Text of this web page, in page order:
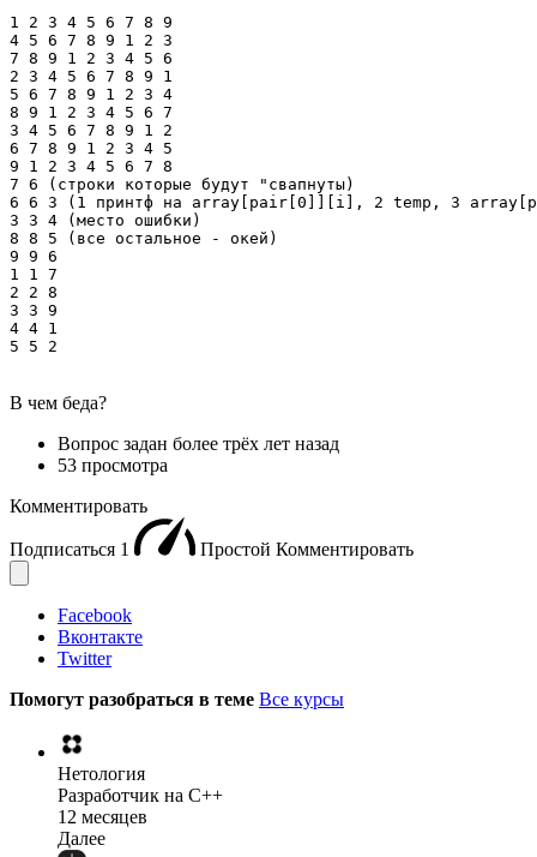
1 2 3 4 5 6 7 8 9
4 5 6 7 8 9 1 2 3
7 8 9 1 2 3 4 5 6
2 3 4 5 6 7 8 9 1
5 6 7 8 9 1 2 3 4
8 9 1 2 3 4 5 6 7
3 4 5 6 7 8 9 1 2
6 7 8 9 1 2 3 4 5
9 1 2 3 4 5 6 7 8
7 6 (строки которые будут "свапнуты)
6 6 3 (1 принтф на array[pair[0]][i], 2 temp, 3
3 3 4 (место ошибки)
8 8 5 (все остальное - окей)
9 9 6
1 1 7
2 2 8
3 3 9
4 4 1
5 5 2
В чем беда?
Вопрос задан более трёх лет назад
53 просмотра
Комментировать
Подписаться 1 Простой Комментировать
Facebook
Вконтакте
Twitter
Помогут разобраться в теме Все курсы
Нетология
Разработчик на C++
12 месяцев
Далее